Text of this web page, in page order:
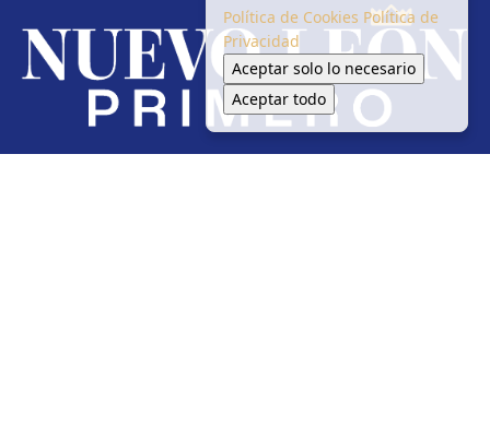
Política de Cookies Política de
Privacidad
Aceptar solo lo necesario
Aceptar todo